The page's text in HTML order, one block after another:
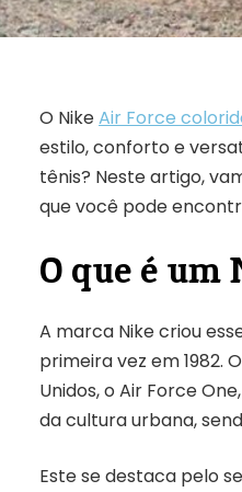
O NikeAir Force
estilo, conforto e
tênis? Neste artigo,
que você pode
O que é um
A marca Nike criou
primeira vez em 1982.
Unidos, o Air Force
da cultura urbana,
Este se destaca pelo